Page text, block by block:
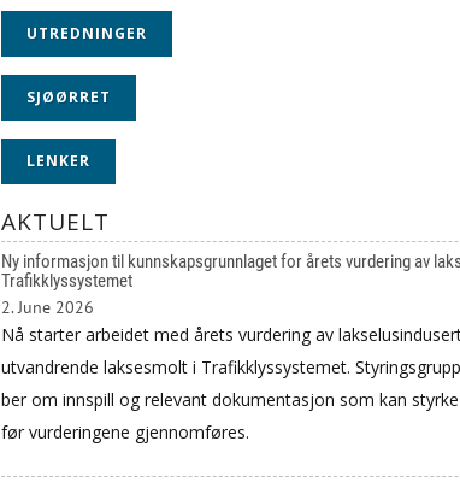
UTREDNINGER
SJØØRRET
LENKER
AKTUELT
Ny informasjon til kunnskapsgrunnlaget for årets vurdering av
Trafikklyssystemet
2. June 2026
Nå starter arbeidet med årets vurdering av
utvandrende laksesmolt i Trafikklyssystemet.
ber om innspill og relevant dokumentasjon som kan
før vurderingene gjennomføres.